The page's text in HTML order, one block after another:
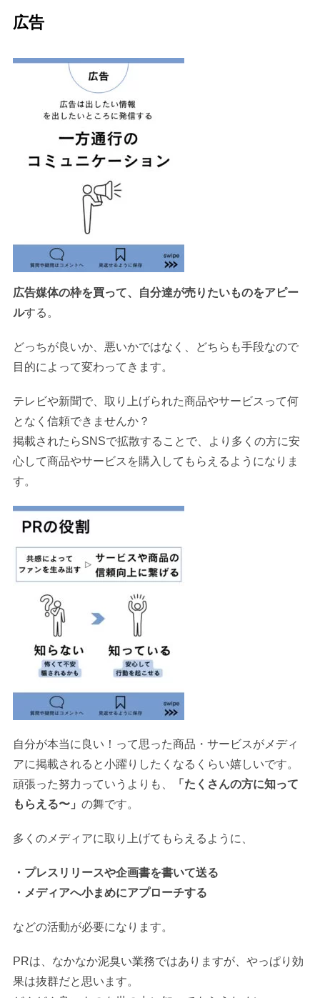
広告
広告媒体の枠を買って、自分達が売りたいものをアピー
ルする。
どっちが良いか、悪いかではなく、どちらも手段なので
目的によって変わってきます。
テレビや新聞で、取り上げられた商品やサービスって何
となく信頼できませんか？
掲載されたらSNSで拡散することで、より多くの方に安
心して商品やサービスを購入してもらえるようになりま
す。
自分が本当に良い！って思った商品・サービスがメディ
アに掲載されると小躍りしたくなるくらい嬉しいです。
頑張った努力っていうよりも、
「たくさんの方に知って
もらえる〜」 の舞です。
多くのメディアに取り上げてもらえるように、
・プレスリリースや企画書を書いて送る
・メディアへ小まめにアプローチする
などの活動が必要になります。
PRは、なかなか泥臭い業務ではありますが、やっぱり効
果は抜群だと思います。